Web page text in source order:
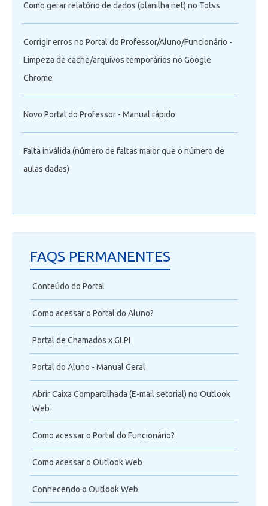
Como gerar relatório de dados (planilha net) no Totvs
Corrigir erros no Portal do Professor/Aluno/Funcionário -
Limpeza de cache/arquivos temporários no Google
Chrome
Novo Portal do Professor - Manual rápido
Falta inválida (número de faltas maior que o número de
aulas dadas)
FAQS PERMANENTES
Conteúdo do Portal
Como acessar o Portal do Aluno?
Portal de Chamados x GLPI
Portal do Aluno - Manual Geral
Abrir Caixa Compartilhada (E-mail setorial) no Outlook
Web
Como acessar o Portal do Funcionário?
Como acessar o Outlook Web
Conhecendo o Outlook Web